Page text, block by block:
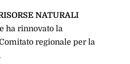
NATURALI
ha rinnovato la
regionale per la